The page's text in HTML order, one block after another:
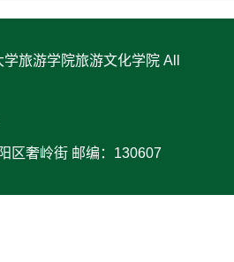
旅游学院旅游文化学院 All
区奢岭街 邮编：130607